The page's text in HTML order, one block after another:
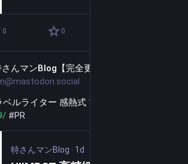
0 0
んマンBlog【完全更新通知用】
ルライター 感熱式 1,999円送料無料！
#PR
特さんマンBlog · 1d